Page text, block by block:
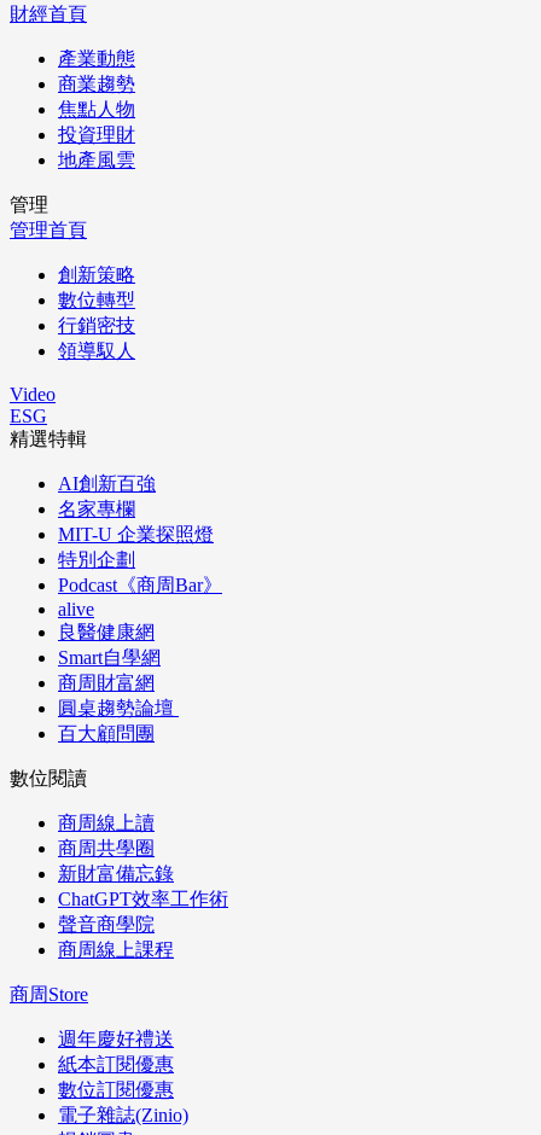
財經首頁
產業動態
商業趨勢
焦點人物
投資理財
地產風雲
管理
管理首頁
創新策略
數位轉型
行銷密技
領導馭人
Video
ESG
精選特輯
AI創新百強
名家專欄
MIT-U 企業探照燈
特別企劃
Podcast《商周Bar》
alive
良醫健康網
Smart自學網
商周財富網
圓桌趨勢論壇
百大顧問團
數位閱讀
商周線上讀
商周共學圈
新財富備忘錄
ChatGPT效率工作術
聲音商學院
商周線上課程
商周Store
週年慶好禮送
紙本訂閱優惠
數位訂閱優惠
電子雜誌(Zinio)